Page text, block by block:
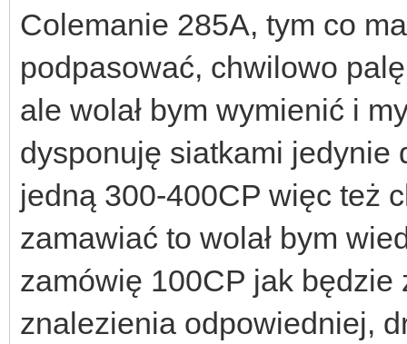
Colemanie 285A, tym co
podpasować, chwilowo
ale wolał bym wymienić i
dysponuję siatkami jedynie
jedną 300-400CP więc też
zamawiać to wolał bym
zamówię 100CP jak będzie
znalezienia odpowiedniej,